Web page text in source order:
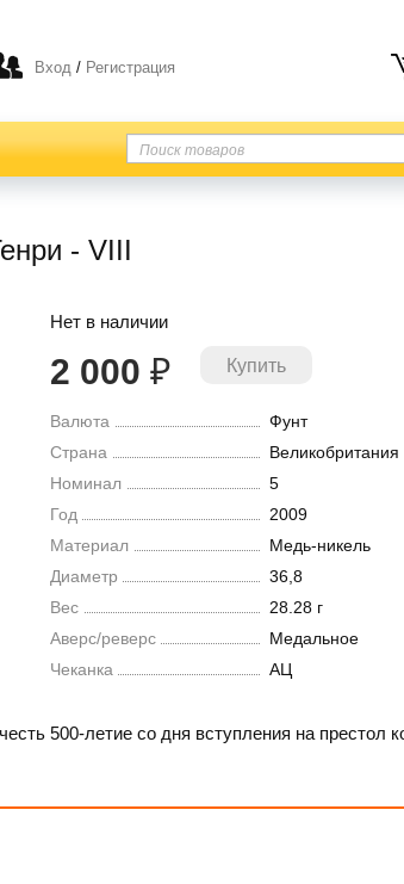
Вход/Регистрация
- VIII
Нет в наличии
2 000 ₽
Валюта
Фунт
Страна
Великобритания
Номинал
5
Год
2009
Материал
Медь-никель
Диаметр
36,8
Вес
28.28 г
Аверс/реверс
Медальное
Чеканка
АЦ
500-летие со дня вступления на престол